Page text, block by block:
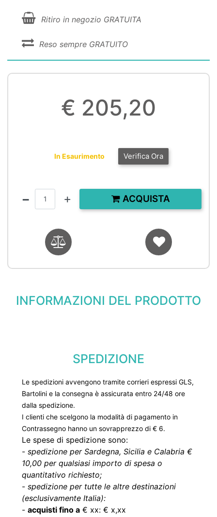
Ritiro in negozio GRATUITA
Reso sempre GRATUITO
€ 205,20
Verifica Ora
In Esaurimento
QuantitàACQUISTA
INFORMAZIONI DEL PRODOTTO
SPEDIZIONE
Le spedizioni avvengono tramite corrieri espressi GLS,
Bartolini e la consegna è assicurata entro 24/48 ore
dalla spedizione.
I clienti che scelgono la modalità di pagamento in
Contrassegno hanno un sovrapprezzo di € 6.
Le spese di spedizione sono:
- spedizione per Sardegna, Sicilia e Calabria €
10,00 per qualsiasi importo di spesa o
quantitativo richiesto;
- spedizione per tutte le altre destinazioni
(esclusivamente Italia):
- acquisti fino a € xx: € x,xx